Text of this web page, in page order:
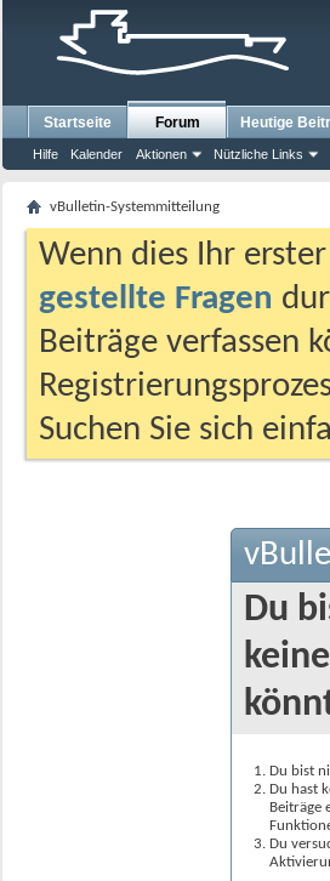
Startseite Forum
Hilfe Kalender Aktionen Nützliche Links
Heutige
vBulletin-Systemmitteilung
Wenn dies Ihr
gestellte Fragen
Beiträge verfassen
Suchen Sie sich
Du
Du bist
Du hast
Beiträge
Du